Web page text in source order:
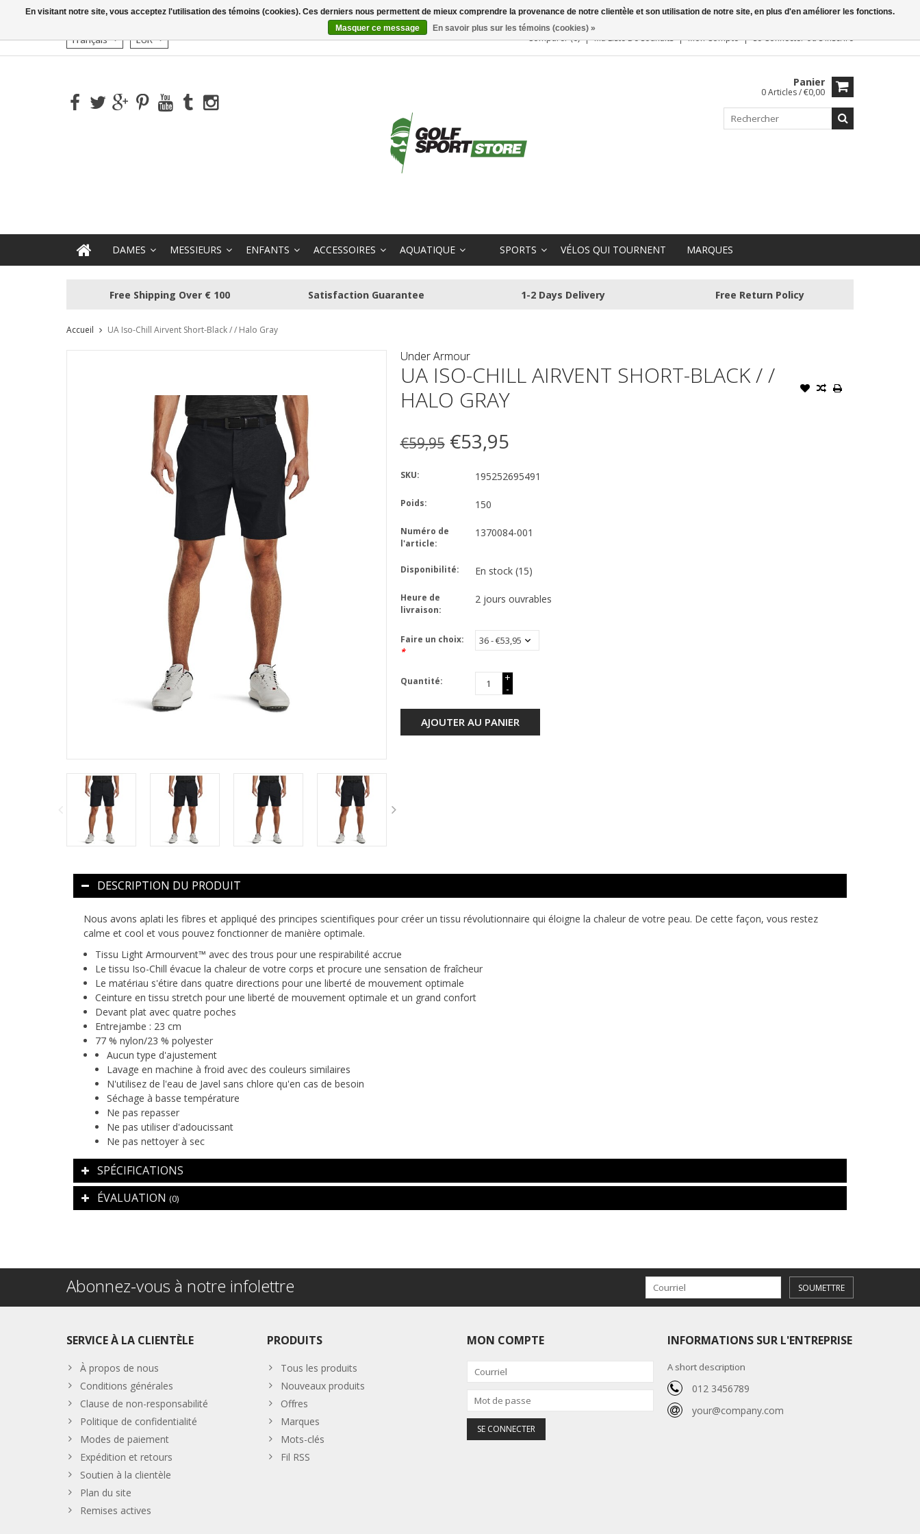
Français EUR Comparer (0) Ma Liste De Souhaits Mon Compte Se ConnecterouS'inscrire
Panier
0 Articles / €0,00
DAMES MESSIEURS ENFANTS ACCESSOIRES AQUATIQUE SPORTS VÉLOS QUI TOURNENT MARQUES
Free Shipping Over € 100 Satisfaction Guarantee 1-2 Days Delivery Free Return Policy
Accueil UA Iso-Chill Airvent Short-Black / / Halo Gray
Under Armour
UA ISO-CHILL AIRVENT SHORT-BLACK / /
HALO GRAY
€59,95 €53,95
SKU: 195252695491
Poids: 150
Numéro de
l'article:
1370084-001
Disponibilité: En stock (15)
Heure de
livraison:
2 jours ouvrables
Faire un choix:
*
Quantité:
+
-
AJOUTER AU PANIER
DESCRIPTION DU PRODUIT
Nous avons aplati les fibres et appliqué des principes scientifiques pour créer un tissu révolutionnaire qui éloigne la chaleur de votre peau. De cette façon, vous restez
calme et cool et vous pouvez fonctionner de manière optimale.
Tissu Light Armourvent™ avec des trous pour une respirabilité accrue
Le tissu Iso-Chill évacue la chaleur de votre corps et procure une sensation de fraîcheur
Le matériau s'étire dans quatre directions pour une liberté de mouvement optimale
Ceinture en tissu stretch pour une liberté de mouvement optimale et un grand confort
Devant plat avec quatre poches
Entrejambe : 23 cm
77 % nylon/23 % polyester
Aucun type d'ajustement
Lavage en machine à froid avec des couleurs similaires
N'utilisez de l'eau de Javel sans chlore qu'en cas de besoin
Séchage à basse température
Ne pas repasser
Ne pas utiliser d'adoucissant
Ne pas nettoyer à sec
SPÉCIFICATIONS
ÉVALUATION (0)
Abonnez-vous à notre infolettre SOUMETTRE
SERVICE À LA CLIENTÈLE
À propos de nous
Conditions générales
Clause de non-responsabilité
Politique de confidentialité
Modes de paiement
Expédition et retours
Soutien à la clientèle
Plan du site
Remises actives
PRODUITS
Tous les produits
Nouveaux produits
Offres
Marques
Mots-clés
Fil RSS
MON COMPTE INFORMATIONS SUR L'ENTREPRISE
A short description
012 3456789
your@company.com
En visitant notre site, vous acceptez l'utilisation des témoins (cookies). Ces derniers nous permettent de mieux comprendre la provenance de notre clientèle et son utilisation de notre site, en plus d'en améliorer les fonctions.
Masquer ce message
En savoir plus sur les témoins (cookies) »